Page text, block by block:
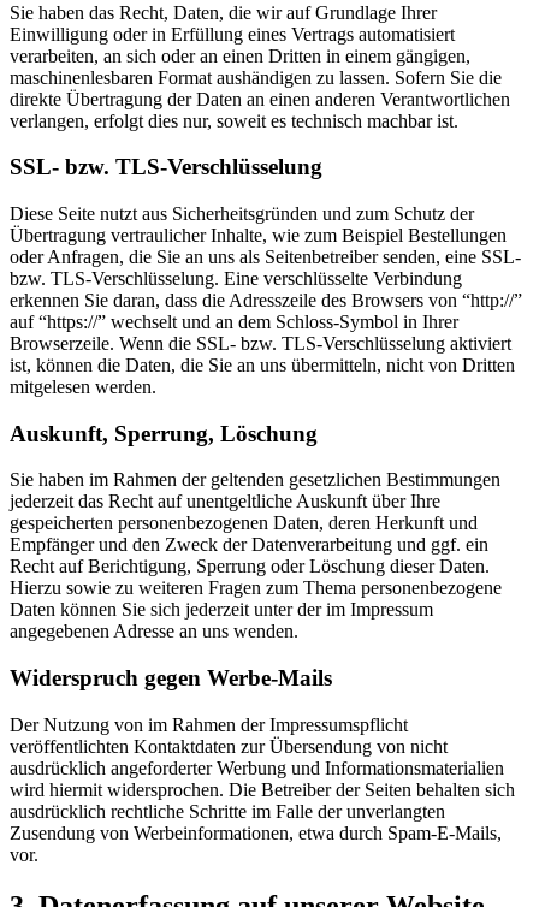
Sie haben das Recht, Daten, die wir auf Grundlage Ihrer
Einwilligung oder in Erfüllung eines Vertrags automatisiert
verarbeiten, an sich oder an einen Dritten in einem gängigen,
maschinenlesbaren Format aushändigen zu lassen. Sofern Sie die
direkte Übertragung der Daten an einen anderen Verantwortlichen
verlangen, erfolgt dies nur, soweit es technisch machbar ist.
SSL- bzw. TLS-Verschlüsselung
Diese Seite nutzt aus Sicherheitsgründen und zum Schutz der
Übertragung vertraulicher Inhalte, wie zum Beispiel Bestellungen
oder Anfragen, die Sie an uns als Seitenbetreiber senden, eine SSL-
bzw. TLS-Verschlüsselung. Eine verschlüsselte Verbindung
erkennen Sie daran, dass die Adresszeile des Browsers von “http://”
auf “https://” wechselt und an dem Schloss-Symbol in Ihrer
Browserzeile. Wenn die SSL- bzw. TLS-Verschlüsselung aktiviert
ist, können die Daten, die Sie an uns übermitteln, nicht von Dritten
mitgelesen werden.
Auskunft, Sperrung, Löschung
Sie haben im Rahmen der geltenden gesetzlichen Bestimmungen
jederzeit das Recht auf unentgeltliche Auskunft über Ihre
gespeicherten personenbezogenen Daten, deren Herkunft und
Empfänger und den Zweck der Datenverarbeitung und ggf. ein
Recht auf Berichtigung, Sperrung oder Löschung dieser Daten.
Hierzu sowie zu weiteren Fragen zum Thema personenbezogene
Daten können Sie sich jederzeit unter der im Impressum
angegebenen Adresse an uns wenden.
Widerspruch gegen Werbe-Mails
Der Nutzung von im Rahmen der Impressumspflicht
veröffentlichten Kontaktdaten zur Übersendung von nicht
ausdrücklich angeforderter Werbung und Informationsmaterialien
wird hiermit widersprochen. Die Betreiber der Seiten behalten sich
ausdrücklich rechtliche Schritte im Falle der unverlangten
Zusendung von Werbeinformationen, etwa durch Spam-E-Mails,
vor.